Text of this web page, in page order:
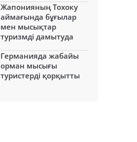
Жапонияның Тохоку
аймағында бұғылар
мен мысықтар
туризмді дамытуда
Германияда жабайы
орман мысығы
туристерді қорқытты